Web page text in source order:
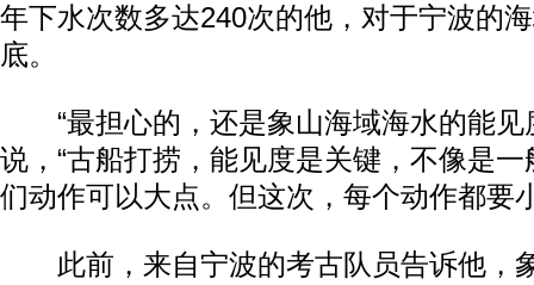
年下水次数多达240次的他，对于宁波的
底。
“最担心的，还是象山海域海水的能见
说，“古船打捞，能见度是关键，不像是
们动作可以大点。但这次，每个动作都要
此前，来自宁波的考古队员告诉他，